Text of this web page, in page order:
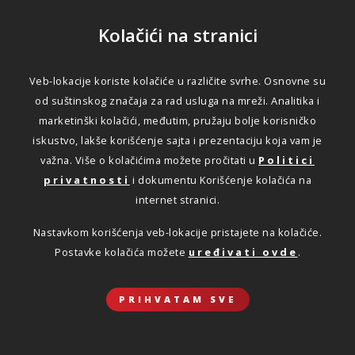
Kolačići na stranici
Veb-lokacije koriste kolačiće u različite svrhe. Osnovne su
od suštinskog značaja za rad usluga na mreži. Analitika i
marketinški kolačići, međutim, pružaju bolje korisničko
iskustvo, lakše korišćenje sajta i prezentaciju koja vam je
važna. Više o kolačićima možete pročitati u Politici
privatnosti i dokumentu Korišćenje kolačića na
internet stranici.
Nastavkom korišćenja veb-lokacije pristajete na kolačiće.
Postavke kolačića možete uređivati ovde .
PRIHVATAM SVE
Aktuelno
DRAJV – do 25 % popusta na
avtomobilska zavarovanja